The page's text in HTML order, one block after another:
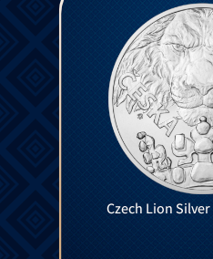
Czech Lion Silver